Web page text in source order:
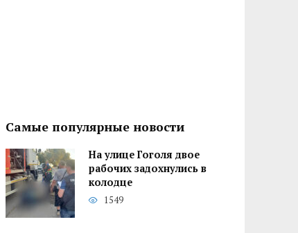
Самые популярные новости
На улице Гоголя двое
рабочих задохнулись в
колодце
1549